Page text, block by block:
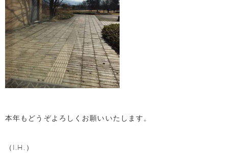
本年もどうぞよろしくお願いいたします。
（I.H.）